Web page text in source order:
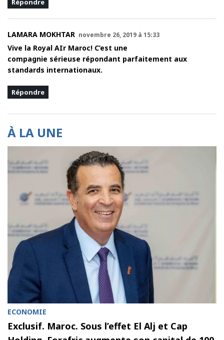
Répondre
LAMARA MOKHTAR novembre 26, 2019 à 15:33
Vive la Royal AIr Maroc! C’est une
compagnie sérieuse répondant parfaitement aux
standards internationaux.
Répondre
À LA UNE
ECONOMIE
Exclusif. Maroc. Sous l’effet El Alj et Cap